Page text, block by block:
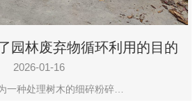
园林废弃物循环利用的目的
2026-01-16
一种处理树木的细碎粉碎…